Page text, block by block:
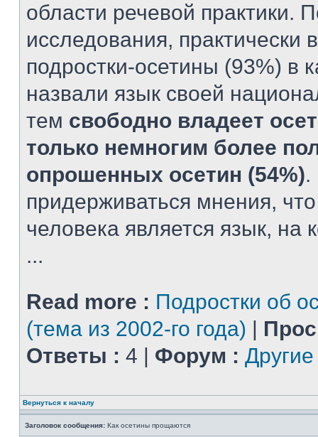
области речевой практики.
исследования,
подростки-осетины (93%) в
назвали язык своей
тем свободно владеет
только немногим более
опрошенных осетин (54%).
придерживаться мнения,
человека является язык, на
...
Read more : Подростки об
(тема из 2002-го года) |
Ответы : 4 | Форум :
Вернуться к началу
Заголовок сообщения: Как осетины прощаются